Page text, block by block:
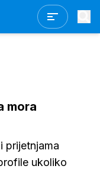
mora
prijetnjama
ukoliko